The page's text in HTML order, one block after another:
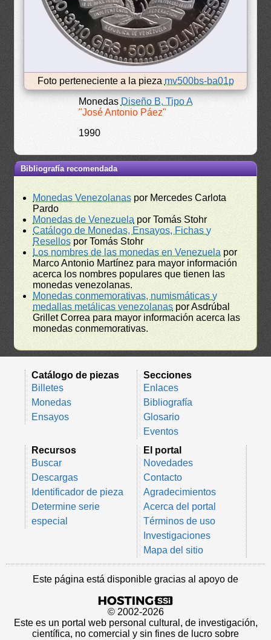
Foto perteneciente a la pieza mv500bs-ba01p
Monedas Diseño B, Tipo A
"José Antonio Páez"
1990
Bibliografía recomendada
Monedas Venezolanas por Mercedes Carlota
Pardo
Monedas de Venezuela por Tomás Stohr
Catálogo de Monedas, Ensayos, Fichas y
Resellos por Tomás Stohr
Los nombres de las monedas en Venezuela por
Marco Antonio Martínez para mayor información
acerca los nombres populares que tienen las
monedas venezolanas.
Monedas conmemorativas, numismáticas y
medallas metálicas venezolanas por Asdrúbal
Grillet Correa para mayor información acerca las
monedas conmemorativas.
Catálogo de piezas
Billetes
Monedas
Ensayos
Secciones
Enlaces
Bibliografía
Glosario
Eventos
Recursos
Buscar
Descargas
Identificador de pieza
Determine serie
especial
El portal
Novedades
Contacto
Agradecimientos
Acerca del portal
Términos de uso
Investigaciones
Mapa del sitio
Este página está disponible gracias al apoyo de
© 2002-2026
Este es un portal web personal cultural, de investigación,
científica, no comercial y sin fines de lucro sobre